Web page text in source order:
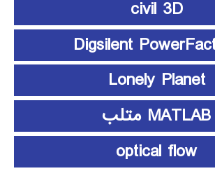
civil 3D
Digsilent
Lonely Planet
MATLAB متلب
optical flow